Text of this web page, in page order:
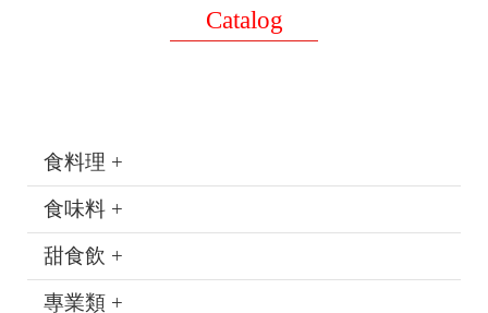
Catalog
食料理 +
食味料 +
甜食飲 +
專業類 +